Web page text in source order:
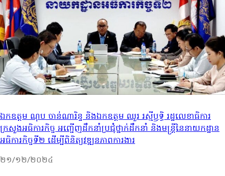
ឯកឧត្តម ណុប ចាន់ណារិន្ទ និងឯកឧត្តម ឈួរ រស្មីឫទ្ធិ រដ្ឋលេខាធិការ
ក្រសួងអធិការកិច្ច អញ្ជើញដឹកនាំប្រជុំថ្នាក់ដឹកនាំ និងមន្ត្រីនៃនាយកដ្ឋាន
អធិការកិច្ចទី២ ដើម្បីពិនិត្យវឌ្ឍនភាពការងារ
២១/១២/២០២៤